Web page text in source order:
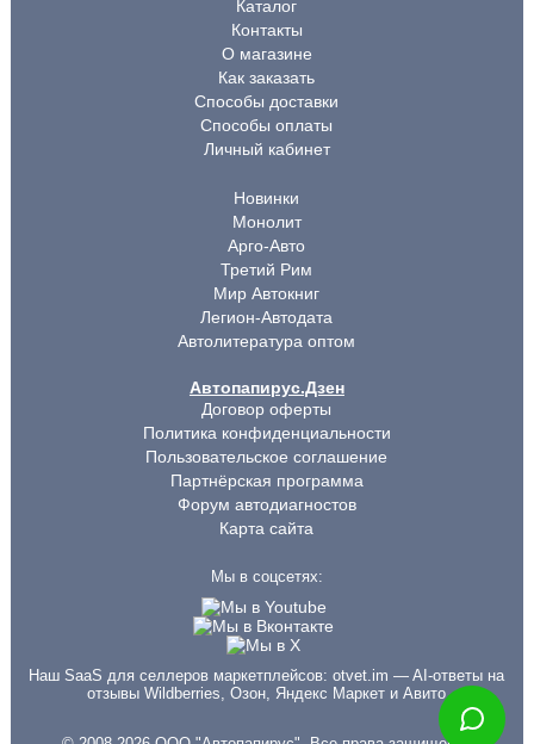
Каталог
Контакты
О магазине
Как заказать
Способы доставки
Способы оплаты
Личный кабинет
Новинки
Монолит
Арго-Авто
Третий Рим
Мир Автокниг
Легион-Автодата
Автолитература оптом
Автопапирус.Дзен
Договор оферты
Политика конфиденциальности
Пользовательское соглашение
Партнёрская программа
Форум автодиагностов
Карта сайта
Мы в соцсетях:
Наш SaaS для селлеров маркетплейсов:otvet.im — AI-ответы на
отзывы Wildberries, Озон, Яндекс Маркет и Авито